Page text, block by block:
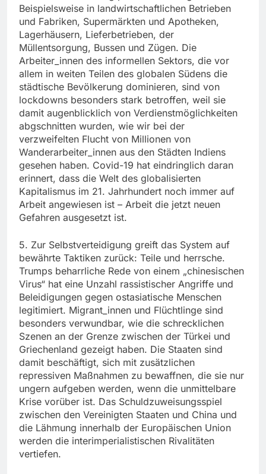
Beispielsweise in landwirtschaftlichen Betrieben
und Fabriken, Supermärkten und Apotheken,
Lagerhäusern, Lieferbetrieben, der
Müllentsorgung, Bussen und Zügen. Die
Arbeiter_innen des informellen Sektors, die vor
allem in weiten Teilen des globalen Südens die
städtische Bevölkerung dominieren, sind von
lockdowns besonders stark betroffen, weil sie
damit augenblicklich von Verdienstmöglichkeiten
abgschnitten wurden, wie wir bei der
verzweifelten Flucht von Millionen von
Wanderarbeiter_innen aus den Städten Indiens
gesehen haben. Covid-19 hat eindringlich daran
erinnert, dass die Welt des globalisierten
Kapitalismus im 21. Jahrhundert noch immer auf
Arbeit angewiesen ist – Arbeit die jetzt neuen
Gefahren ausgesetzt ist.
5. Zur Selbstverteidigung greift das System auf
bewährte Taktiken zurück: Teile und herrsche.
Trumps beharrliche Rede von einem „chinesischen
Virus“ hat eine Unzahl rassistischer Angriffe und
Beleidigungen gegen ostasiatische Menschen
legitimiert. Migrant_innen und Flüchtlinge sind
besonders verwundbar, wie die schrecklichen
Szenen an der Grenze zwischen der Türkei und
Griechenland gezeigt haben. Die Staaten sind
damit beschäftigt, sich mit zusätzlichen
repressiven Maßnahmen zu bewaffnen, die sie nur
ungern aufgeben werden, wenn die unmittelbare
Krise vorüber ist. Das Schuldzuweisungsspiel
zwischen den Vereinigten Staaten und China und
die Lähmung innerhalb der Europäischen Union
werden die interimperialistischen Rivalitäten
vertiefen.